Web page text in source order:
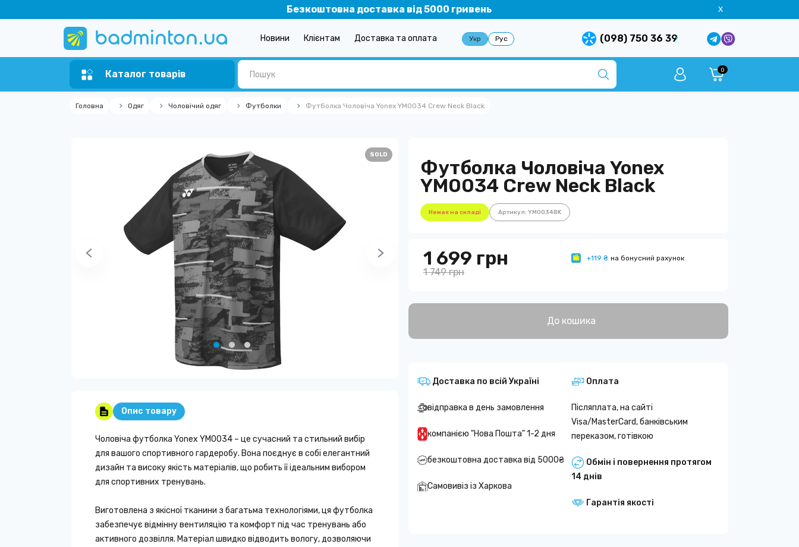
Безкоштовна доставка від 5000 гривень X
Новини Клієнтам Доставка та оплата Укр Рус (098) 750 36 39
Каталог товарів 0
Головна Одяг Чоловічий одяг Футболки Футболка Чоловіча Yonex YM0034 Crew Neck Black
SOLD
Опис товару
Чоловіча футболка Yonex YM0034 – це сучасний та стильний вибір
для вашого спортивного гардеробу. Вона поєднує в собі елегантний
дизайн та високу якість матеріалів, що робить її ідеальним вибором
для спортивних тренувань.
Виготовлена з якісної тканини з багатьма технологіями, ця футболка
забезпечує відмінну вентиляцію та комфорт під час тренувань або
активного дозвілля. Матеріал швидко відводить вологу, дозволяючи
Футболка Чоловіча Yonex
YM0034 Crew Neck Black
Немає на складі Артикул: YM0034BK
1 699 грн
1 749 грн
+119 ₴ на бонусний рахунок
До кошика
Доставка по всій Україні
відправка в день замовлення
компанією "Нова Пошта" 1-2 дня
безкоштовна доставка від 5000₴
Самовивіз із Харкова
Оплата
Післяплата, на сайті
Visa/MasterCard, банківським
переказом, готівкою
Обмін і повернення протягом
14 днів
Гарантія якості